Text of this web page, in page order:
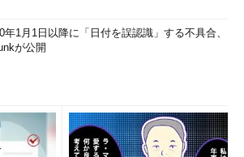
年1月1日以降に「日付を誤認識」する不具合、
が公開